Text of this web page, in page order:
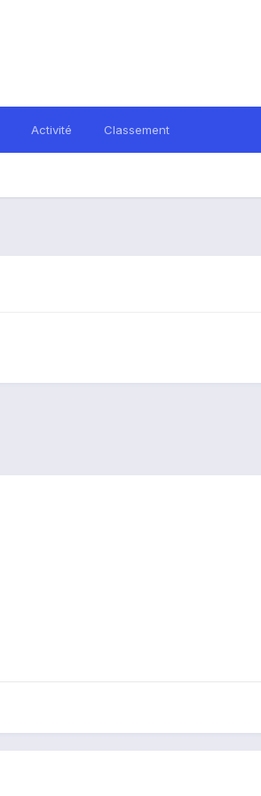
Activité Classement